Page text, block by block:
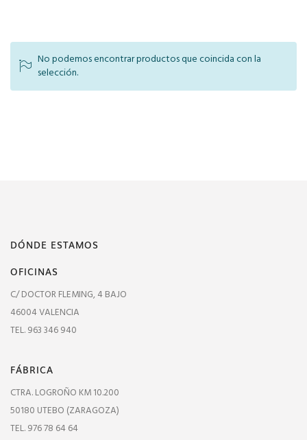
No podemos encontrar productos que coincida con la
selección.
DÓNDE ESTAMOS
OFICINAS
C/ DOCTOR FLEMING, 4 BAJO
46004 VALENCIA
TEL. 963 346 940
FÁBRICA
CTRA. LOGROÑO KM 10.200
50180 UTEBO (ZARAGOZA)
TEL. 976 78 64 64